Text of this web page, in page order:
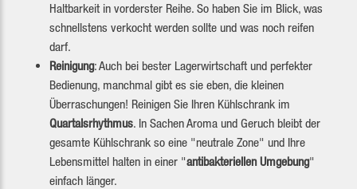
Haltbarkeit in vorderster Reihe. So haben Sie im Blick, was
schnellstens verkocht werden sollte und was noch reifen
darf.
Reinigung: Auch bei bester Lagerwirtschaft und perfekter
Bedienung, manchmal gibt es sie eben, die kleinen
Überraschungen! Reinigen Sie Ihren Kühlschrank im
Quartalsrhythmus. In Sachen Aroma und Geruch bleibt der
gesamte Kühlschrank so eine "neutrale Zone" und Ihre
Lebensmittel halten in einer "antibakteriellen Umgebung"
einfach länger.